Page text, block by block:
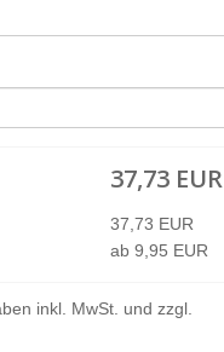
37,73 EUR
37,73 EUR
ab 9,95 EUR
inkl. MwSt. und zzgl.